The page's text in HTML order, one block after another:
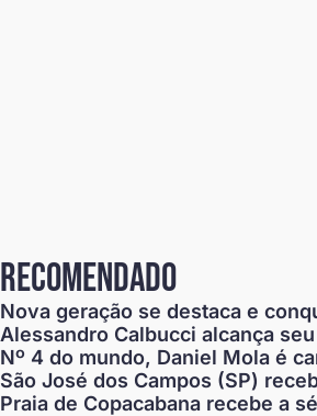
recomendado
Nova geração se destaca e
Alessandro Calbucci alcança
Nº 4 do mundo, Daniel Mola é
São José dos Campos (SP)
Praia de Copacabana recebe a